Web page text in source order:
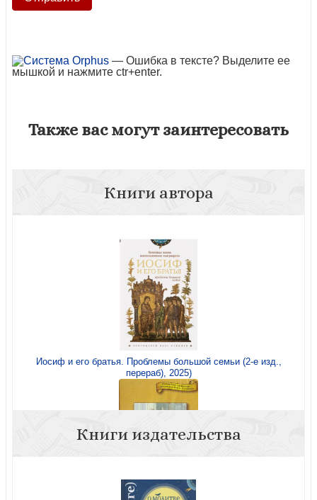
— Ошибка в тексте? Выделите ее
мышкой и нажмите ctr+enter.
Также вас могут заинтересовать
Книги автора
Иосиф и его братья. Проблемы большой семьи (2-е изд.,
перераб), 2025)
Книги издательства